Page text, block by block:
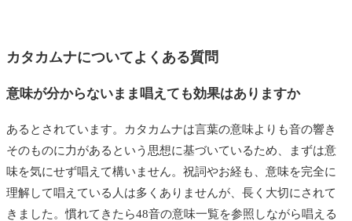
カタカムナについてよくある質問
意味が分からないまま唱えても効果はありますか
あるとされています。カタカムナは言葉の意味よりも音の響き
そのものに力があるという思想に基づいているため、まずは意
味を気にせず唱えて構いません。祝詞やお経も、意味を完全に
理解して唱えている人は多くありませんが、長く大切にされて
きました。慣れてきたら48音の意味一覧を参照しながら唱える